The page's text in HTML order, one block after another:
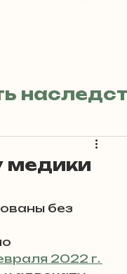
медики
без
2022 г.